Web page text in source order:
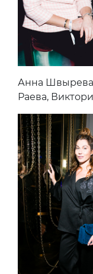
Анна
Раева,